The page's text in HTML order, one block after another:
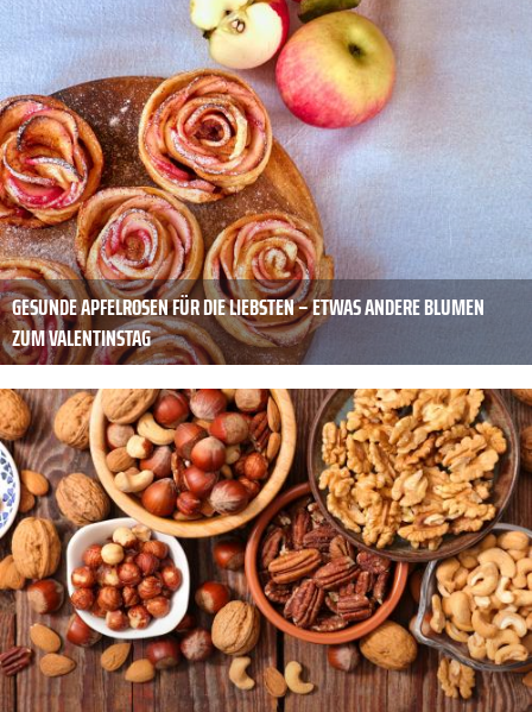
GESUNDE APFELROSEN FÜR DIE LIEBSTEN – ETWAS ANDERE BLUMEN
ZUM VALENTINSTAG